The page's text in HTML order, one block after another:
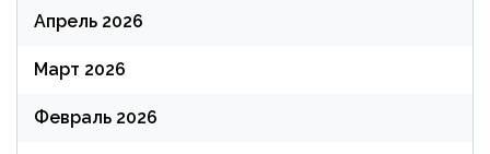
Апрель 2026
Март 2026
Февраль 2026